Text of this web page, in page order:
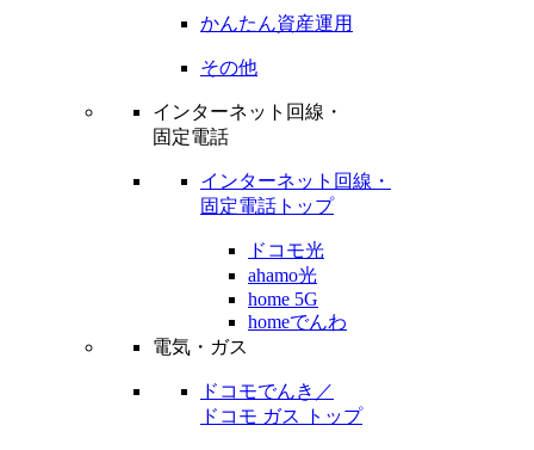
かんたん資産運用
その他
インターネット回線・
固定電話
インターネット回線・
固定電話トップ
ドコモ光
ahamo光
home 5G
homeでんわ
電気・ガス
ドコモでんき／
ドコモ ガス トップ